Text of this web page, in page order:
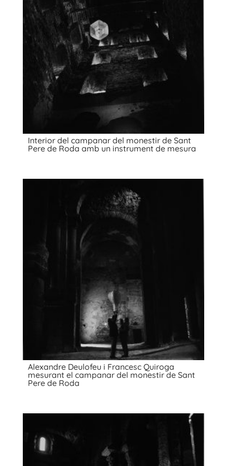
Interior del campanar del monestir de Sant
Pere de Roda amb un instrument de mesura
Alexandre Deulofeu i Francesc Quiroga
mesurant el campanar del monestir de Sant
Pere de Roda